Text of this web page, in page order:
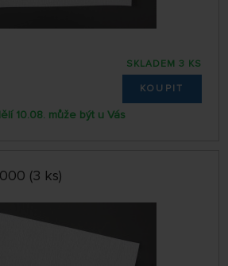
SKLADEM 3 KS
KOUPIT
10.08. může být u Vás
(3 ks)